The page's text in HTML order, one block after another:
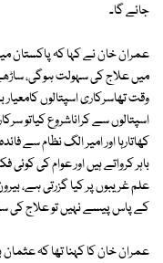
جائے گا۔
عمران خان نے کہا کہ پاکستان
وقت تھاسرکاری اسپتالوں کامعیار
اسپتالوں سے کراناشروع کیاتو
کھاتارہا اور امیر الگ نظام سے
باہر کرواتے ہیں اور عوام کی کوئی
علم غریبوں پر کیا گزرتی ہے،
کے پاس پیسے نہیں تو علاج کی
عمران خان کا کہنا تھا کہ